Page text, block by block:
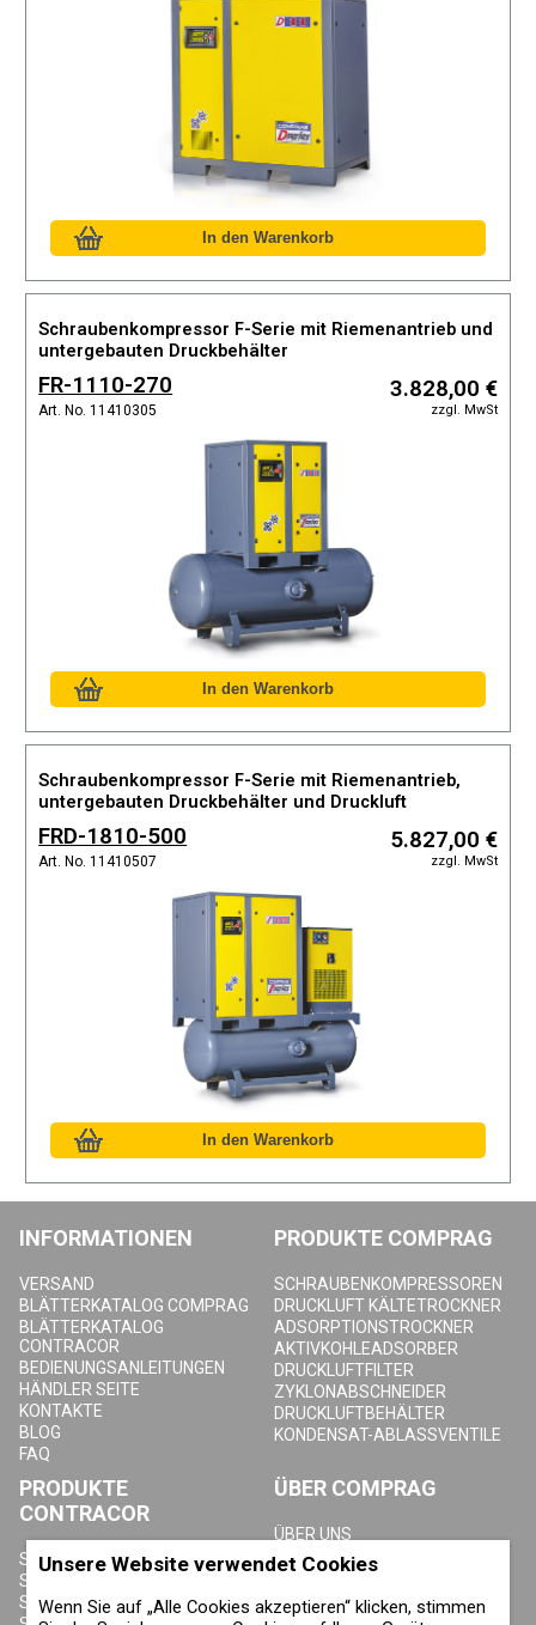
Schraubenkompressor F-Serie mit Riemenantrieb und
untergebauten Druckbehälter
FR-1110-270
Art. No. 11410305
3.828,00 €
zzgl. MwSt
Schraubenkompressor F-Serie mit Riemenantrieb,
untergebauten Druckbehälter und Druckluft
Kältetrockner
FRD-1810-500
Art. No. 11410507
5.827,00 €
zzgl. MwSt
INFORMATIONEN
VERSAND
BLÄTTERKATALOG COMPRAG
BLÄTTERKATALOG
CONTRACOR
BEDIENUNGSANLEITUNGEN
HÄNDLER SEITE
KONTAKTE
BLOG
FAQ
PRODUKTE COMPRAG
SCHRAUBENKOMPRESSOREN
DRUCKLUFT KÄLTETROCKNER
ADSORPTIONSTROCKNER
AKTIVKOHLEADSORBER
DRUCKLUFTFILTER
ZYKLONABSCHNEIDER
DRUCKLUFTBEHÄLTER
KONDENSAT-ABLASSVENTILE
PRODUKTE
CONTRACOR
SANDSTRAHLGERÄTE
SANDSTRAHLHELME
SANDSTRAHLANZÜGE
ÜBER COMPRAG
ÜBER UNS
URHEBERRECHT, MARKEN UND
SONSTIGE RECHTE
DATENSCHUTZERKLÄRUNG
COOKIE-RICHTLINIE
Unsere Website verwendet Cookies
Wenn Sie auf „Alle Cookies akzeptieren“ klicken, stimmen